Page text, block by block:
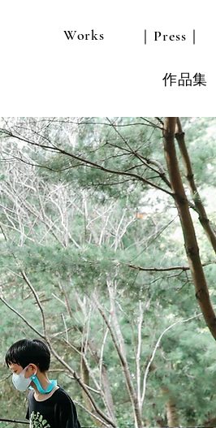
Works ｜Press｜
作品集